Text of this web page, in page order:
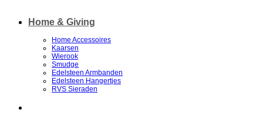
Home & Giving
Home Accessoires
Kaarsen
Wierook
Smudge
Edelsteen Armbanden
Edelsteen Hangertjes
RVS Sieraden